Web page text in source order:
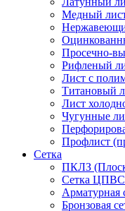
Медный
Просечно-
Рифленый
Лист с
Титановый
Лист
Чугунные
Профлист
Сетка
ПКЛЗ
Сетка ЦПВС
Арматурная
Бронзовая